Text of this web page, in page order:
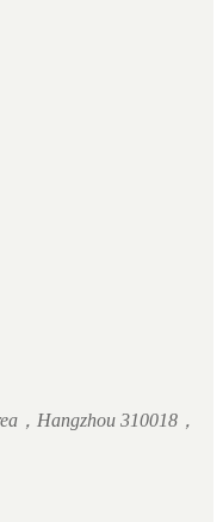
，Hangzhou 310018，